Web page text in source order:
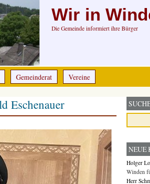
Wir in
Die Gemeinde informiert ihre Bürger
Gemeinderat Vereine
Eschenauer
NEUE
Holger
Winden
Herr